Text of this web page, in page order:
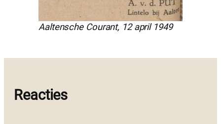
Aaltensche Courant, 12 april 1949
Reacties